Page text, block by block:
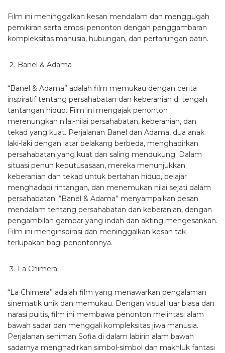
Film ini meninggalkan kesan mendalam dan menggugah
pemikiran serta emosi penonton dengan penggambaran
kompleksitas manusia, hubungan, dan pertarungan batin.
Banel & Adama
“Banel & Adama” adalah film memukau dengan cerita
inspiratif tentang persahabatan dan keberanian di tengah
tantangan hidup. Film ini mengajak penonton
merenungkan nilai-nilai persahabatan, keberanian, dan
tekad yang kuat. Perjalanan Banel dan Adama, dua anak
laki-laki dengan latar belakang berbeda, menghadirkan
persahabatan yang kuat dan saling mendukung. Dalam
situasi penuh keputusasaan, mereka menunjukkan
keberanian dan tekad untuk bertahan hidup, belajar
menghadapi rintangan, dan menemukan nilai sejati dalam
persahabatan. “Banel & Adama” menyampaikan pesan
mendalam tentang persahabatan dan keberanian, dengan
pengambilan gambar yang indah dan akting mengesankan.
Film ini menginspirasi dan meninggalkan kesan tak
terlupakan bagi penontonnya.
La Chimera
“La Chimera” adalah film yang menawarkan pengalaman
sinematik unik dan memukau. Dengan visual luar biasa dan
narasi puitis, film ini membawa penonton melintasi alam
bawah sadar dan menggali kompleksitas jiwa manusia.
Perjalanan seniman Sofia di dalam labirin alam bawah
sadarnya menghadirkan simbol-simbol dan makhluk fantasi